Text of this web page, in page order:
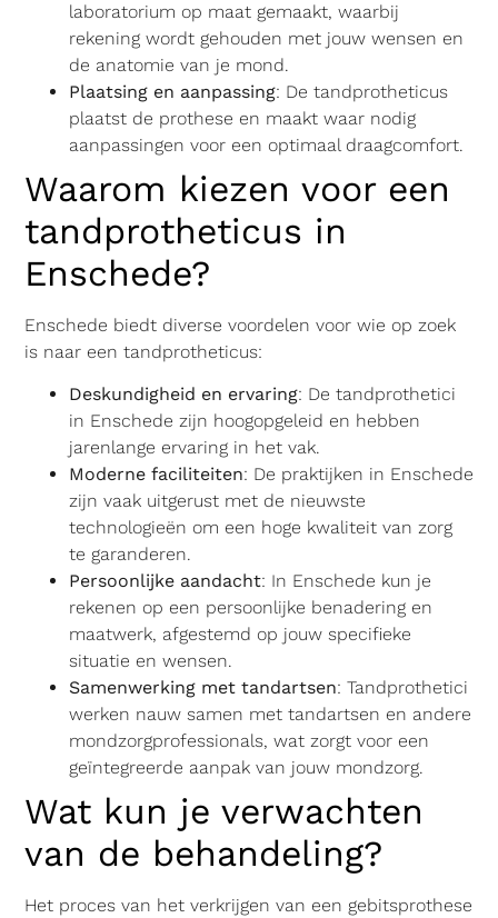
laboratorium op maat gemaakt, waarbij
rekening wordt gehouden met jouw wensen en
de anatomie van je mond.
Plaatsing en aanpassing: De tandprotheticus
plaatst de prothese en maakt waar nodig
aanpassingen voor een optimaal draagcomfort.
Waarom kiezen voor een
tandprotheticus in
Enschede?
Enschede biedt diverse voordelen voor wie op zoek
is naar een tandprotheticus:
Deskundigheid en ervaring: De tandprothetici
in Enschede zijn hoogopgeleid en hebben
jarenlange ervaring in het vak.
Moderne faciliteiten: De praktijken in Enschede
zijn vaak uitgerust met de nieuwste
technologieën om een hoge kwaliteit van zorg
te garanderen.
Persoonlijke aandacht: In Enschede kun je
rekenen op een persoonlijke benadering en
maatwerk, afgestemd op jouw specifieke
situatie en wensen.
Samenwerking met tandartsen: Tandprothetici
werken nauw samen met tandartsen en andere
mondzorgprofessionals, wat zorgt voor een
geïntegreerde aanpak van jouw mondzorg.
Wat kun je verwachten
van de behandeling?
Het proces van het verkrijgen van een gebitsprothese